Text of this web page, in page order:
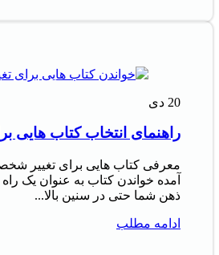
20 دی
راهنمای انتخاب کتاب هایی
معرفی کتاب هایی برای تغییر
آمده خواندن کتاب به عنوان یک
ذهن شما حتی در سنین بالا...
ادامه مطلب